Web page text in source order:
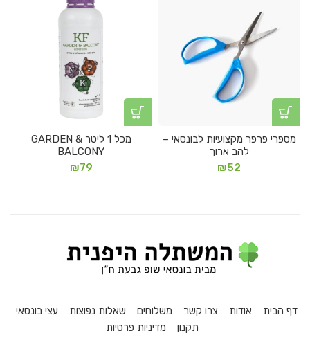
מספרי פרפר מקצועיות לבונסאי –
להב ארוך
₪52
מכל 1 ליטר GARDEN &
BALCONY
₪79
דף הבית אודות צרו קשר משלוחים שאלות נפוצות
עצי בונסאי
תקנון
מדיניות פרטיות